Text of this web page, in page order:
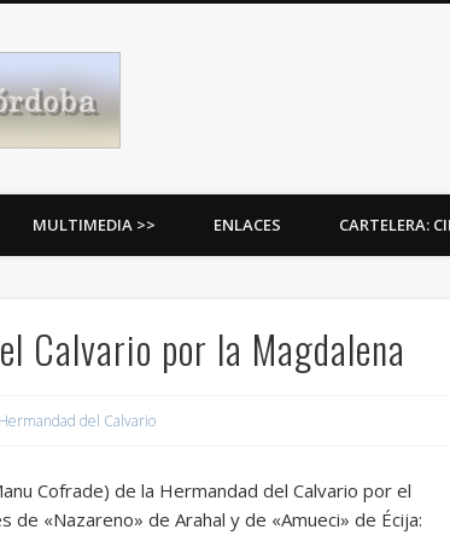
MULTIMEDIA >> ENLACES CARTELERA:
Calvario por la Magdalena
Hermandad del Calvario
Cofrade) de la Hermandad del Calvario por el
«Nazareno» de Arahal y de «Amueci» de Écija: